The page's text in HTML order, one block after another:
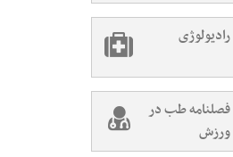
رادیولوژی
فصلنامه طب در
ورزش